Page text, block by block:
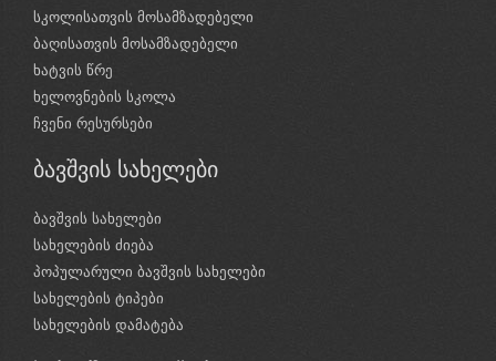
სკოლისათვის მოსამზადებელი
ბაღისათვის მოსამზადებელი
ხატვის წრე
ხელოვნების სკოლა
ჩვენი რესურსები
ბავშვის სახელები
ბავშვის სახელები
სახელების ძიება
პოპულარული ბავშვის სახელები
სახელების ტიპები
სახელების დამატება